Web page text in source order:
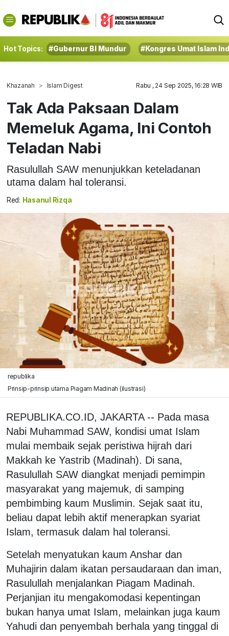
Hot Topics: #Gubernur BI Mundur #Kongres Umat Islam
Khazanah Islam Digest Rabu , 24 Sep 2025, 16:28 WIB
Tak Ada Paksaan Dalam
Memeluk Agama, Ini Contoh
Teladan Nabi
Rasulullah SAW menunjukkan keteladanan
utama dalam hal toleransi.
Red: Hasanul Rizqa
republika
Prinsip-prinsip utama Piagam Madinah (ilustrasi)
REPUBLIKA.CO.ID, JAKARTA -- Pada masa
Nabi Muhammad SAW, kondisi umat Islam
mulai membaik sejak peristiwa hijrah dari
Makkah ke Yastrib (Madinah). Di sana,
Rasulullah SAW diangkat menjadi pemimpin
masyarakat yang majemuk, di samping
pembimbing kaum Muslimin. Sejak saat itu,
beliau dapat lebih aktif menerapkan syariat
Islam, termasuk dalam hal toleransi.
Setelah menyatukan kaum Anshar dan
Muhajirin dalam ikatan persaudaraan dan iman,
Rasulullah menjalankan Piagam Madinah.
Perjanjian itu mengakomodasi kepentingan
bukan hanya umat Islam, melainkan juga kaum
Yahudi dan penyembah berhala yang tinggal di